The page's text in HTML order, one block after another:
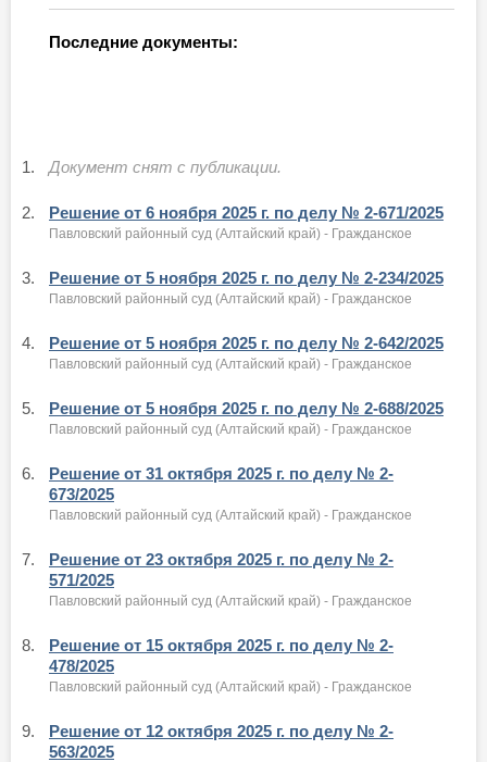
Последние документы:
1. Документ снят с публикации.
2. Решение от 6 ноября 2025 г. по делу № 2-671/2025
Павловский районный суд (Алтайский край) - Гражданское
3. Решение от 5 ноября 2025 г. по делу № 2-234/2025
Павловский районный суд (Алтайский край) - Гражданское
4. Решение от 5 ноября 2025 г. по делу № 2-642/2025
Павловский районный суд (Алтайский край) - Гражданское
5. Решение от 5 ноября 2025 г. по делу № 2-688/2025
Павловский районный суд (Алтайский край) - Гражданское
6.
Решение от 31 октября 2025 г. по делу № 2-
673/2025
Павловский районный суд (Алтайский край) - Гражданское
7.
Решение от 23 октября 2025 г. по делу № 2-
571/2025
Павловский районный суд (Алтайский край) - Гражданское
8.
Решение от 15 октября 2025 г. по делу № 2-
478/2025
Павловский районный суд (Алтайский край) - Гражданское
9.
Решение от 12 октября 2025 г. по делу № 2-
563/2025